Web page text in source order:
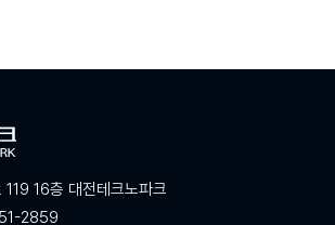
16층 대전테크노파크
2859